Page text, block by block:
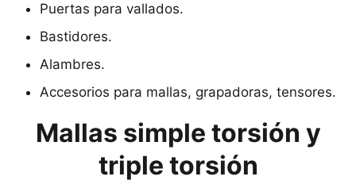
Puertas para vallados.
Bastidores.
Alambres.
Accesorios para mallas, grapadoras, tensores.
Mallas simple torsión y
triple torsión